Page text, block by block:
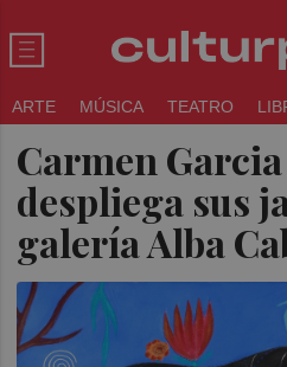
ARTE MÚSICA TEATRO
Carmen
despliega sus
galería Alba